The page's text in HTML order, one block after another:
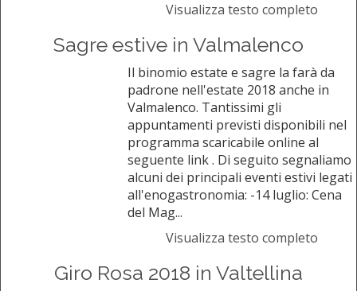
Visualizza testo completo
Sagre estive in Valmalenco
Il binomio estate e sagre la farà da
padrone nell'estate 2018 anche in
Valmalenco. Tantissimi gli
appuntamenti previsti disponibili nel
programma scaricabile online al
seguente link . Di seguito segnaliamo
alcuni dei principali eventi estivi legati
all'enogastronomia: -14 luglio: Cena
del Mag...
Visualizza testo completo
Giro Rosa 2018 in Valtellina